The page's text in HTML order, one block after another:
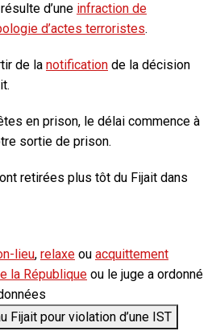
résulte d’une infraction de
d’actes terroristes.
de la notification de la décision
en prison, le délai commence à
sortie de prison.
retirées plus tôt du Fijait dans
lieu, relaxe ou acquittement
la République ou le juge a ordonné
Fijait pour violation d’une IST